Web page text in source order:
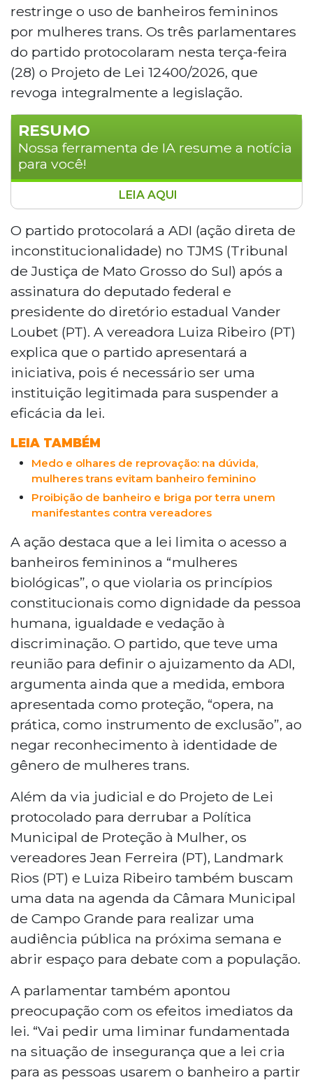
restringe o uso de banheiros femininos
por mulheres trans. Os três parlamentares
do partido protocolaram nesta terça-feira
(28) o Projeto de Lei 12400/2026, que
revoga integralmente a legislação.
RESUMO
Nossa ferramenta de IA resume a notícia
para você!
A bancada do PT na Câmara Municipal de
Campo Grande tenta derrubar a Lei
7.615/2026, que restringe o uso de
banheiros femininos por mulheres trans.
Os vereadores protocolaram o Projeto de
Lei 12400/2026 e preparam uma Ação
Direta de Inconstitucionalidade no TJMS,
alegando violação à dignidade humana e
igualdade. Manifestantes protestaram
contra a lei, e uma notícia-crime por
discriminação foi apresentada ao
Ministério Público.
LEIA AQUI
O partido protocolará a ADI (ação direta de
inconstitucionalidade) no TJMS (Tribunal
de Justiça de Mato Grosso do Sul) após a
assinatura do deputado federal e
presidente do diretório estadual Vander
Loubet (PT). A vereadora Luiza Ribeiro (PT)
explica que o partido apresentará a
iniciativa, pois é necessário ser uma
instituição legitimada para suspender a
eficácia da lei.
LEIA TAMBÉM
Medo e olhares de reprovação: na dúvida,
mulheres trans evitam banheiro feminino
Proibição de banheiro e briga por terra unem
manifestantes contra vereadores
A ação destaca que a lei limita o acesso a
banheiros femininos a “mulheres
biológicas”, o que violaria os princípios
constitucionais como dignidade da pessoa
humana, igualdade e vedação à
discriminação. O partido, que teve uma
reunião para definir o ajuizamento da ADI,
argumenta ainda que a medida, embora
apresentada como proteção, “opera, na
prática, como instrumento de exclusão”, ao
negar reconhecimento à identidade de
gênero de mulheres trans.
Além da via judicial e do Projeto de Lei
protocolado para derrubar a Política
Municipal de Proteção à Mulher, os
vereadores Jean Ferreira (PT), Landmark
Rios (PT) e Luiza Ribeiro também buscam
uma data na agenda da Câmara Municipal
de Campo Grande para realizar uma
audiência pública na próxima semana e
abrir espaço para debate com a população.
A parlamentar também apontou
preocupação com os efeitos imediatos da
lei. “Vai pedir uma liminar fundamentada
na situação de insegurança que a lei cria
para as pessoas usarem o banheiro a partir